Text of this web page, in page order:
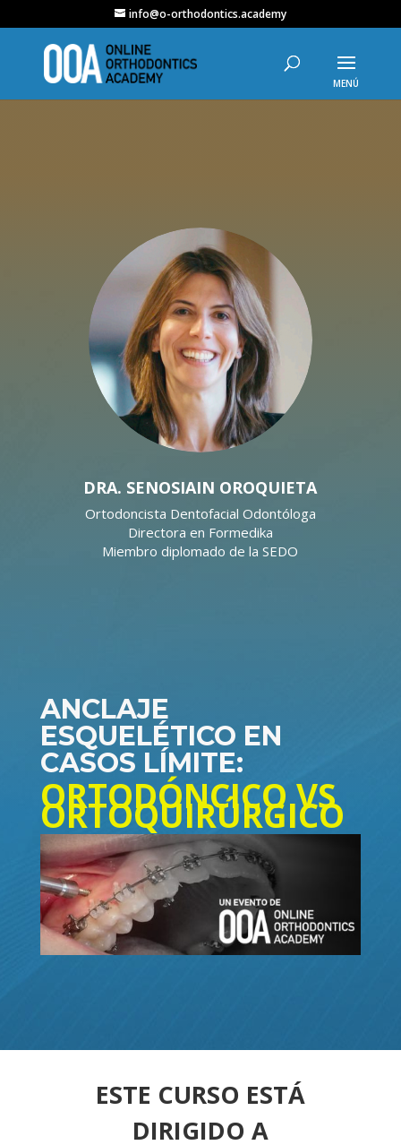
info@o-orthodontics.academy
DRA. SENOSIAIN OROQUIETA
Ortodoncista Dentofacial Odontóloga
Directora en Formedika
Miembro diplomado de la SEDO
ANCLAJE
ESQUELÉTICO EN
CASOS LÍMITE:
ORTODÓNCICO VS
ORTOQUIRÚRGICO
ESTE CURSO ESTÁ
DIRIGIDO A